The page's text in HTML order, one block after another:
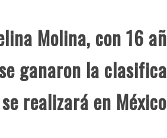
Molina, con 16
ganaron la
realizará en